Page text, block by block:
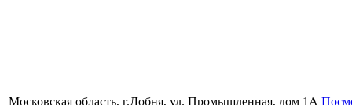
Московская область, г.Лобня, ул. Промышленная, дом 1А